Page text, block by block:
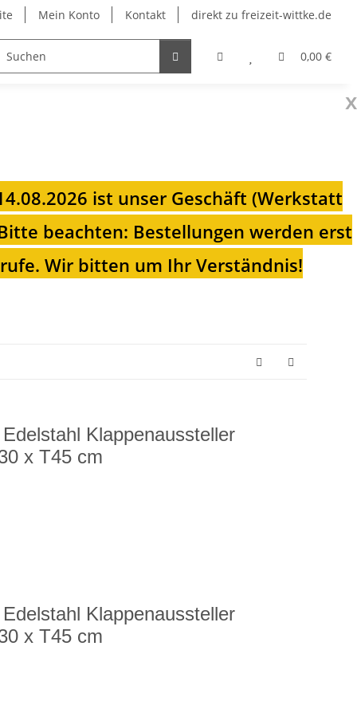
Mein Konto Kontakt direkt zu freizeit-wittke.de
0,00 €
Heizungen für Ihren
x
ist unser Geschäft (Werkstatt
beachten: Bestellungen werden erst
Wir bitten um Ihr Verständnis!
Klappenaussteller
x T45 cm
Klappenaussteller
x T45 cm